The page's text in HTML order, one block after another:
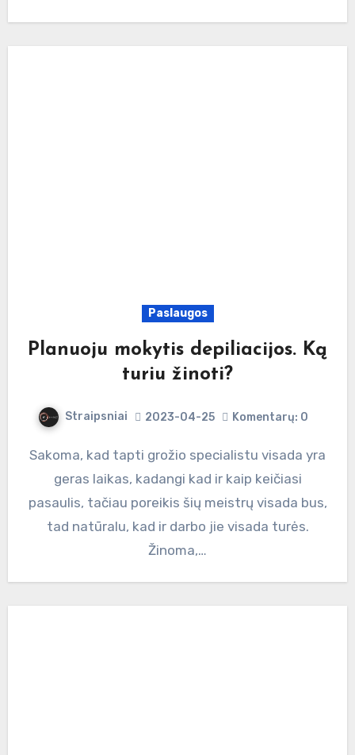
Paslaugos
Planuoju mokytis depiliacijos. Ką
turiu žinoti?
Straipsniai 2023-04-25 Komentarų: 0
Sakoma, kad tapti grožio specialistu visada yra
geras laikas, kadangi kad ir kaip keičiasi
pasaulis, tačiau poreikis šių meistrų visada bus,
tad natūralu, kad ir darbo jie visada turės.
Žinoma,…